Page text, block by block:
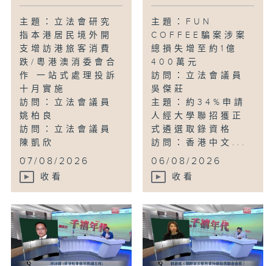
主題：立法會研究
指本港居民境外開
支增訪港旅客消費
跌/粵港澳消委會合
作 一站式處理投訴
十月實施
訪問：立法會議員
姚柏良
訪問：立法會議員
陳凱欣
...
07/08/2026
收看
主題：FUN
COFFEE騙案涉案
總損失增至約1億
400萬元
訪問：立法會議員
吳傑莊
主題：約34%申請
人經大學聯招獲正
式遴選取錄資格
訪問：香港中文...
06/08/2026
收看